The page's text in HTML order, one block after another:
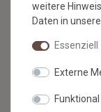
Jetzt
und erfahren
erstes.*
VORNAME
E-MAIL **
Newsletter
weitere
Daten in
Essenziell
Externe
Funktional